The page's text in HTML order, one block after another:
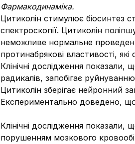
Фармакодинаміка.
Цитиколін стимулює біосинтез
спектроскопії. Цитиколін
неможливе нормальне
протинабрякові властивості,
Клінічні дослідження
радикалів, запобігає
Цитиколін зберігає нейронний
Експериментально доведено, що
Клінічні дослідження
порушенням мозкового